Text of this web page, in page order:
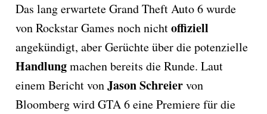
Das lang erwartete Grand Theft Auto 6 wurde
von Rockstar Games noch nichtoffiziell
angekündigt, aber Gerüchte über die potenzielle
Handlungmachen bereits die Runde. Laut
einem Bericht vonJasonSchreiervon
Bloomberg wird GTA 6 eine Premiere für die